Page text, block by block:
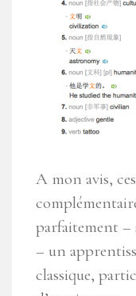
A mon avis,
parfaitement –
– un
classique,